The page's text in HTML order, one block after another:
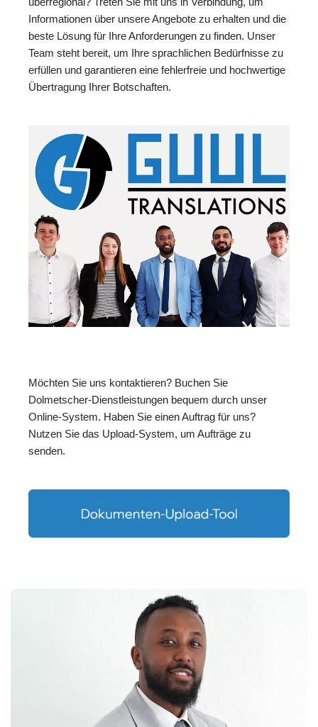
Informationen über unsere Angebote zu erhalten und die
beste Lösung für Ihre Anforderungen zu finden. Unser
Team steht bereit, um Ihre sprachlichen Bedürfnisse zu
erfüllen und garantieren eine fehlerfreie und hochwertige
Übertragung Ihrer Botschaften.
Möchten Sie uns kontaktieren? Buchen Sie
Dolmetscher-Dienstleistungen bequem durch unser
Online-System. Haben Sie einen Auftrag für uns?
Nutzen Sie das Upload-System, um Aufträge zu
senden.